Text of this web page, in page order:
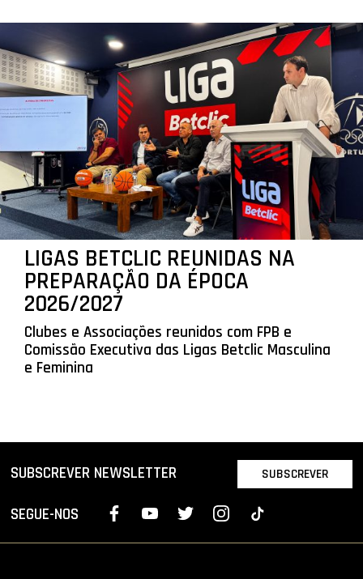
LIGAS BETCLIC REUNIDAS NA
PREPARAÇÃO DA ÉPOCA
2026/2027
Clubes e Associações reunidos com FPB e
Comissão Executiva das Ligas Betclic Masculina
e Feminina
SUBSCREVER NEWSLETTER SUBSCREVER
SEGUE-NOS